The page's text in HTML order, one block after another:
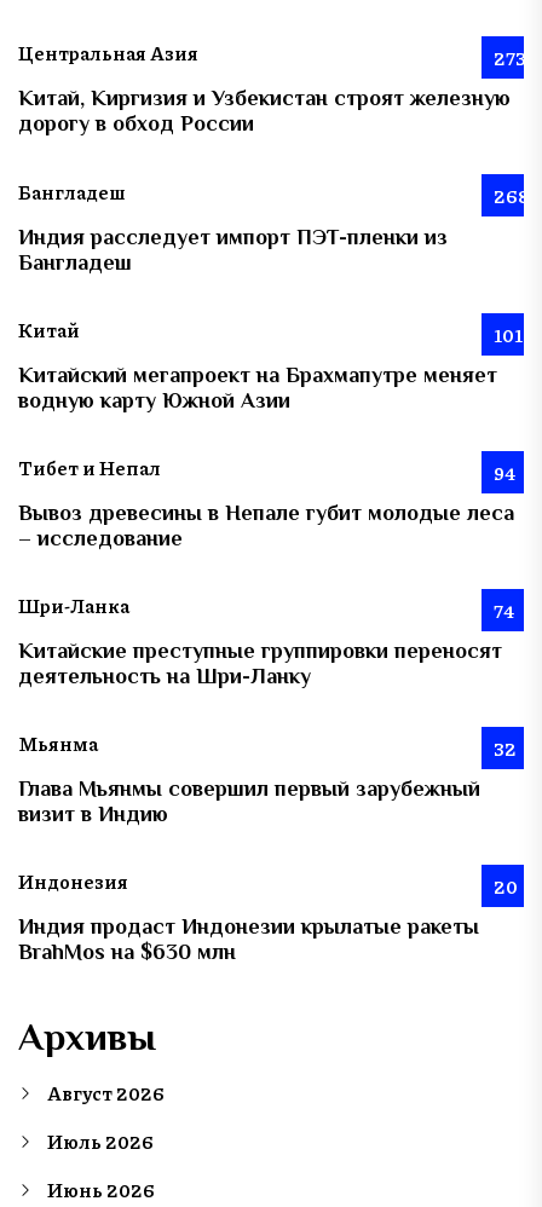
Центральная Азия 273
Китай, Киргизия и Узбекистан строят железную
дорогу в обход России
Бангладеш 268
Индия расследует импорт ПЭТ-пленки из
Бангладеш
Китай 101
Китайский мегапроект на Брахмапутре меняет
водную карту Южной Азии
Тибет и Непал 94
Вывоз древесины в Непале губит молодые леса
– исследование
Шри-Ланка 74
Китайские преступные группировки переносят
деятельность на Шри-Ланку
Мьянма 32
Глава Мьянмы совершил первый зарубежный
визит в Индию
Индонезия 20
Индия продаст Индонезии крылатые ракеты
BrahMos на $630 млн
Архивы
Август 2026
Июль 2026
Июнь 2026